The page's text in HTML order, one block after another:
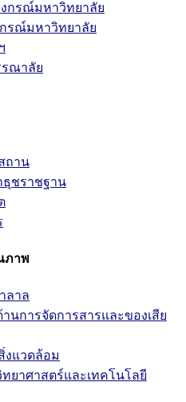
กรณ์มหาวิทยาลัย
รณ์มหาวิทยาลัย
ณาลัย
ถาน
ชราชฐาน
ภาพ
ลาล
นการจัดการสารและของเสีย
แวดล้อม
ยาศาสตร์และเทคโนโลยี